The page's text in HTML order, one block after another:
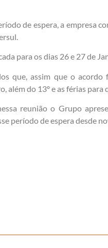
de espera, a empresa
para os dias 26 e 27 de
que, assim que o
além do 13º e as férias para
reunião o Grupo
período de espera desde